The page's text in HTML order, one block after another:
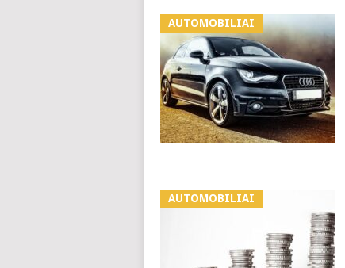
AUTOMOBILIAI
AUTOMOBILIAI